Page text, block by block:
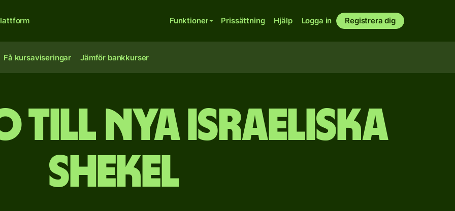
Funktioner Prissättning Hjälp Logga in Registrera dig
Få kursaviseringar Jämför bankkurser
till nya israeliska
shekel